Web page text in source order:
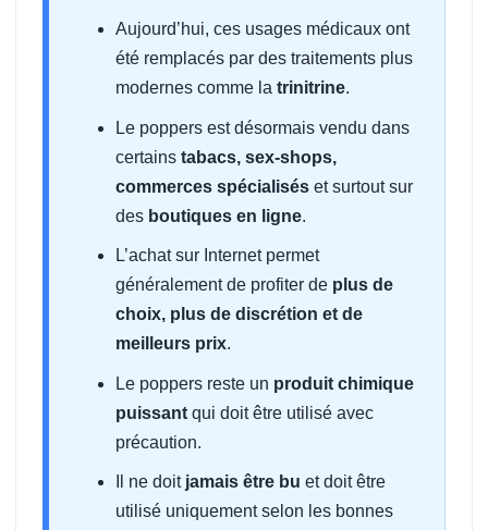
Aujourd’hui, ces usages médicaux ont
été remplacés par des traitements plus
modernes comme la trinitrine.
Le poppers est désormais vendu dans
certains tabacs, sex-shops,
commerces spécialiséset surtout sur
des boutiques en ligne.
L’achat sur Internet permet
généralement de profiter de plus de
choix, plus de discrétion et de
meilleurs prix.
Le poppers reste un produit chimique
puissantqui doit être utilisé avec
précaution.
Il ne doit jamais être bu et doit être
utilisé uniquement selon les bonnes